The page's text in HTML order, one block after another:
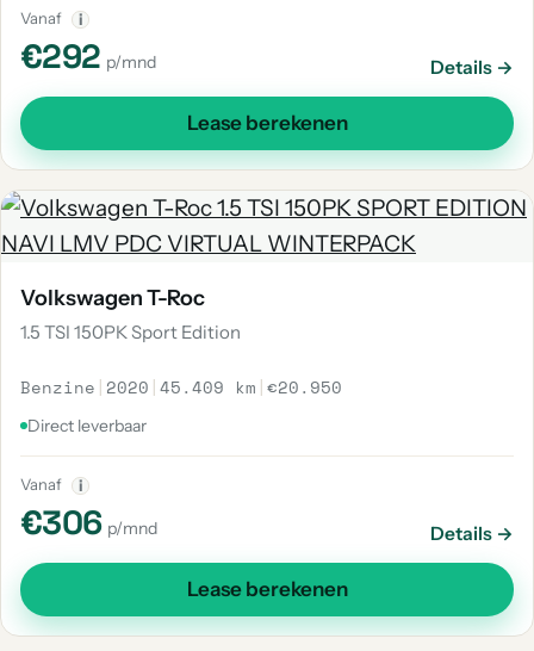
Vanaf i
€292 p/mnd Details →
Lease berekenen
Volkswagen T-Roc
1.5 TSI 150PK Sport Edition
Benzine | 2020 |45.409 km |€20.950
Direct leverbaar
Vanaf i
€306 p/mnd Details →
Lease berekenen